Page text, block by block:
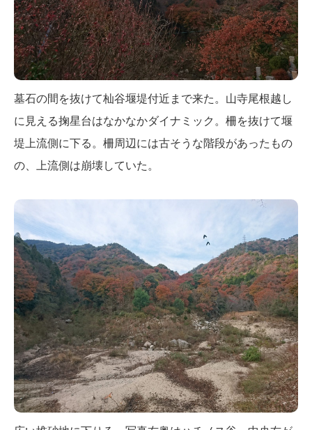
墓石の間を抜けて杣谷堰堤付近まで来た。山寺尾根越し
に見える掬星台はなかなかダイナミック。柵を抜けて堰
堤上流側に下る。柵周辺には古そうな階段があったもの
の、上流側は崩壊していた。